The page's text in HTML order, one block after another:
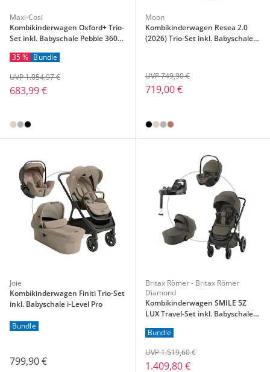
Maxi-Cosi
Kombikinderwagen Oxford+ Trio-
Set inkl. Babyschale Pebble 360
35 % Bundle
683,99 €
UVP 1.054,97 €
Moon
Kombikinderwagen Resea 2.0
(2026) Trio-Set inkl. Babyschale
719,00 €
UVP 749,90 €
Joie
Kombikinderwagen Finiti Trio-Set
inkl. Babyschale i-Level Pro
Bundle
799,90 €
Britax Römer - Britax Römer
Diamond
Kombikinderwagen SMILE 5Z
LUX Travel-Set inkl. Babyschale
Basis VARIOBASE 5Z
Bundle
1.409,80 €
UVP 1.519,60 €